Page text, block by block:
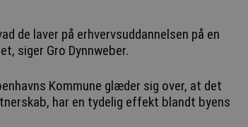
de laver på erhvervsuddannelsen på en
siger Gro Dynnweber.
Kommune glæder sig over, at det
har en tydelig effekt blandt byens